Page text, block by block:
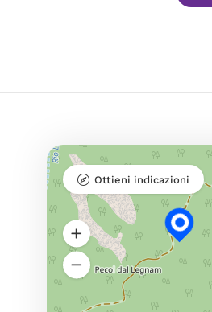
Ottieni indicazioni